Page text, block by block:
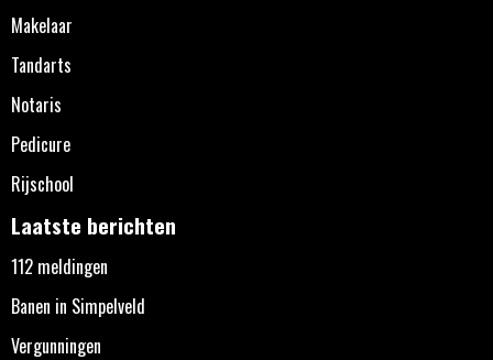
Makelaar
Tandarts
Notaris
Pedicure
Rijschool
Laatste berichten
112 meldingen
Banen in Simpelveld
Vergunningen